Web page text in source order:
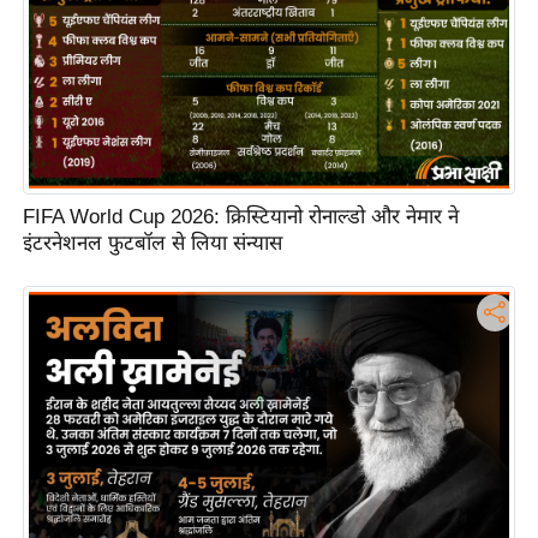
टो
वी
डि
यो
ऑ
डि
यो
इं
फ़ो
फ़ि
ज्यों
से
श
FIFA World Cup 2026: क्रिस्टियानो रोनाल्डो और नेमार ने
इंटरनेशनल फुटबॉल से लिया संन्यास